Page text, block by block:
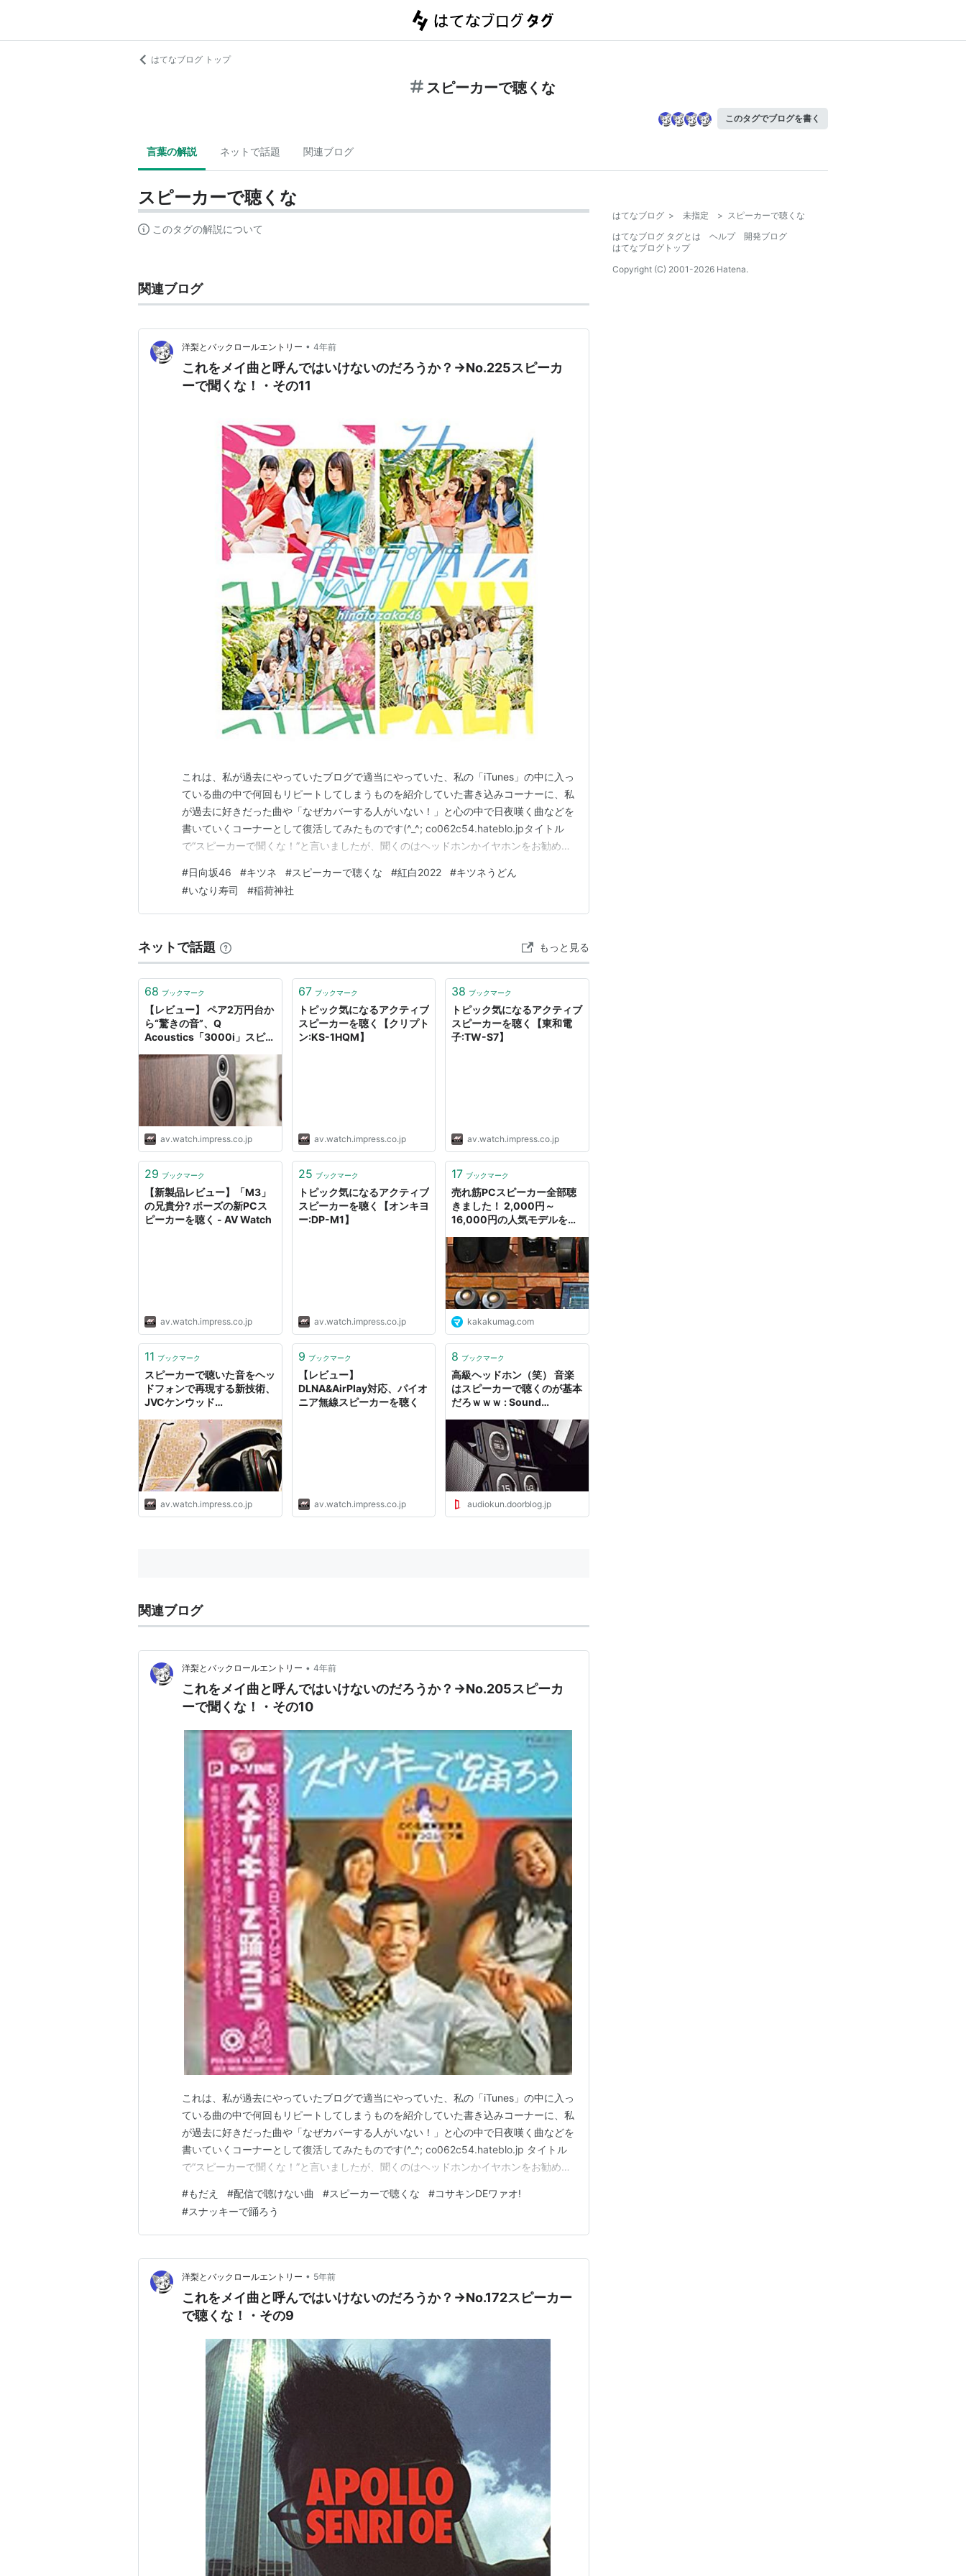
はてなブログ トップ
スピーカーで聴くな
このタグでブログを書く
言葉の解説 ネットで話題 関連ブログ
スピーカーで聴くな
このタグの解説について
関連ブログ
洋梨とバックロールエントリー • 4年前
これをメイ曲と呼んではいけないのだろうか？→No.225スピーカ
ーで聞くな！・その11
これは、私が過去にやっていたブログで適当にやっていた、私の「iTunes」の中に入っ
ている曲の中で何回もリピートしてしまうものを紹介していた書き込みコーナーに、私
が過去に好きだった曲や「なぜカバーする人がいない！」と心の中で日夜嘆く曲などを
書いていくコーナーとして復活してみたものです(^_^; co062c54.hateblo.jpタイトル
で“スピーカーで聞くな！”と言いましたが、聞くのはヘッドホンかイヤホンをお勧めし
最強どん兵衛は現在もスーパーなどで売っています(^_^)新年あけましておめでとう…
#日向坂46 #キツネ #スピーカーで聴くな #紅白2022 #キツネうどん
#いなり寿司 #稲荷神社
ネットで話題 もっと見る
68 ブックマーク
【レビュー】 ペア2万円台か
ら“驚きの音”、Q
Acoustics「3000i」スピー
av.watch.impress.co.jp
67 ブックマーク
トピック気になるアクティブ
スピーカーを聴く【クリプト
ン:KS-1HQM】
av.watch.impress.co.jp
38 ブックマーク
トピック気になるアクティブ
スピーカーを聴く【東和電
子:TW-S7】
av.watch.impress.co.jp
29 ブックマーク
【新製品レビュー】「M3」
の兄貴分? ボーズの新PCス
ピーカーを聴く - AV Watch
av.watch.impress.co.jp
25 ブックマーク
トピック気になるアクティブ
スピーカーを聴く【オンキヨ
ー:DP-M1】
av.watch.impress.co.jp
17 ブックマーク
売れ筋PCスピーカー全部聴
きました！ 2,000円～
16,000円の人気モデルをガ
kakakumag.com
11 ブックマーク
スピーカーで聴いた音をヘッ
ドフォンで再現する新技術、
JVCケンウッド
av.watch.impress.co.jp
9 ブックマーク
【レビュー】
DLNA&AirPlay対応、パイオ
ニア無線スピーカーを聴く
av.watch.impress.co.jp
8 ブックマーク
高級ヘッドホン（笑） 音楽
はスピーカーで聴くのが基本
だろｗｗｗ : Sound
ッドホンとか色々～
audiokun.doorblog.jp
関連ブログ
洋梨とバックロールエントリー • 4年前
これをメイ曲と呼んではいけないのだろうか？→No.205スピーカ
ーで聞くな！・その10
これは、私が過去にやっていたブログで適当にやっていた、私の「iTunes」の中に入っ
ている曲の中で何回もリピートしてしまうものを紹介していた書き込みコーナーに、私
が過去に好きだった曲や「なぜカバーする人がいない！」と心の中で日夜嘆く曲などを
書いていくコーナーとして復活してみたものです(^_^; co062c54.hateblo.jp タイトル
で“スピーカーで聞くな！”と言いましたが、聞くのはヘッドホンかイヤホンをお勧めし
#もだえ #配信で聴けない曲 #スピーカーで聴くな #コサキンDEワァオ!
#スナッキーで踊ろう
洋梨とバックロールエントリー • 5年前
これをメイ曲と呼んではいけないのだろうか？→No.172スピーカー
で聴くな！・その9
はてなブログ > 未指定 > スピーカーで聴くな
はてなブログ タグとは
ヘルプ
開発ブログ
はてなブログトップ
Copyright (C) 2001-2026 Hatena.